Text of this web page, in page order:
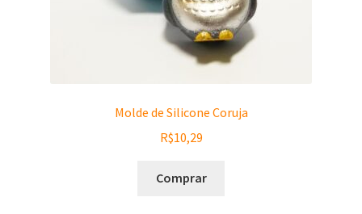
Molde de Silicone Coruja
R$10,29
Comprar